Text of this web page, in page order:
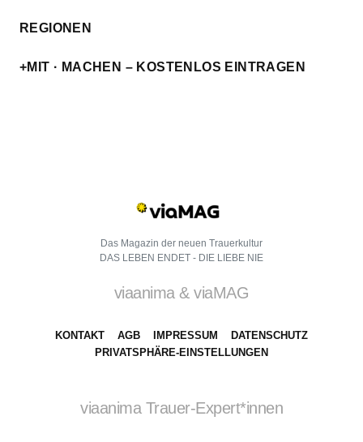
REGIONEN
+MIT · MACHEN – KOSTENLOS EINTRAGEN
Das Magazin der neuen Trauerkultur
DAS LEBEN ENDET - DIE LIEBE NIE
viaanima & viaMAG
KONTAKT AGB IMPRESSUM
DATENSCHUTZ
PRIVATSPHÄRE-EINSTELLUNGEN
viaanima Trauer-Expert*innen